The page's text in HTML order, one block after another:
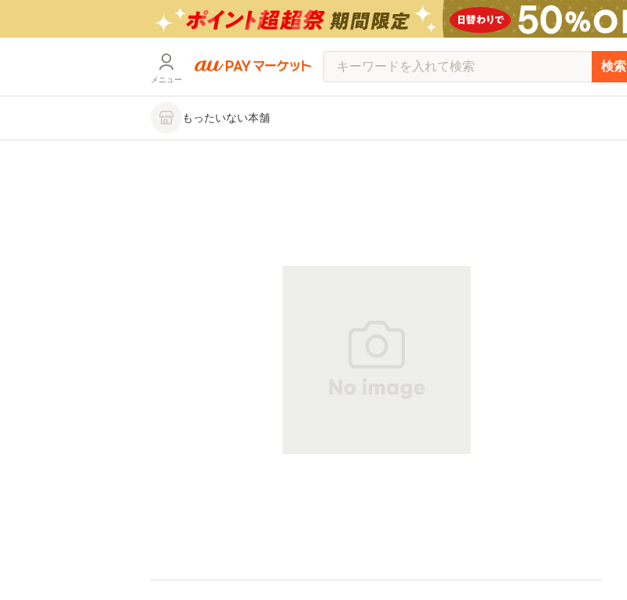
メニュー
検索
もったいない本舗